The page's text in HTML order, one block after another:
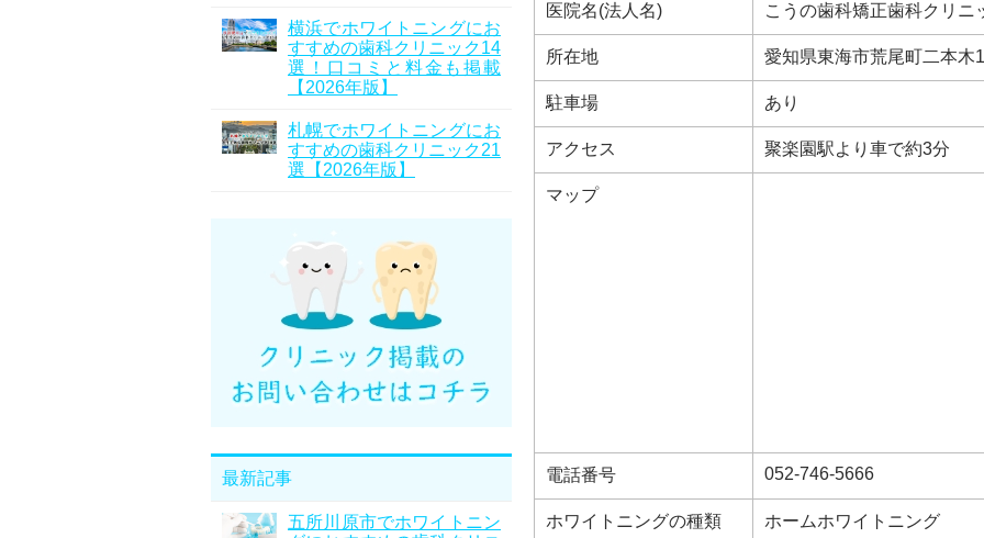
医院名(法人名) こうの歯科矯正歯科クリニ
所在地 愛知県東海市荒尾町二本木
駐車場 あり
アクセス 聚楽園駅より車で約3分
マップ
電話番号 052-746-5666
ホワイトニングの種類 ホームホワイトニング
横浜でホワイトニングにお
すすめの歯科クリニック14
選！口コミと料金も掲載
【2026年版】
札幌でホワイトニングにお
すすめの歯科クリニック21
選【2026年版】
最新記事
五所川原市でホワイトニン